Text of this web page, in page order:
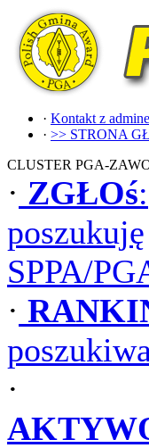
· Kontakt z
· >> STRONA
CLUSTER PGA-
· ZGŁOś:
poszukuję
SPPA/
·
·